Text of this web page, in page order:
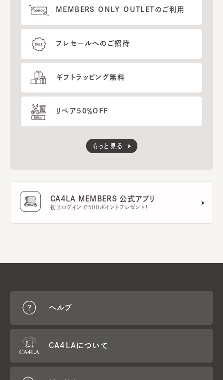
MEMBERS ONLY OUTLETのご利用
プレセールへのご招待
ギフトラッピング無料
リペア50％OFF
もっと見る
CA4LA MEMBERS 公式アプリ
初回ログインで500ポイントプレゼント！
ヘルプ
CA4LAについて